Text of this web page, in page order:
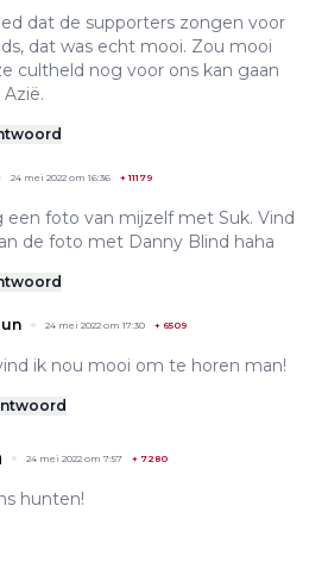
dat de supporters zongen voor
dat was echt mooi. Zou mooi
cultheld nog voor ons kan gaan
24 mei 2022 om 16:36 +11179
een foto van mijzelf met Suk. Vind
de foto met Danny Blind haha
24 mei 2022 om 17:30 + 6509
ik nou mooi om te horen man!
24 mei 2022 om 7:57 + 7280
hunten!